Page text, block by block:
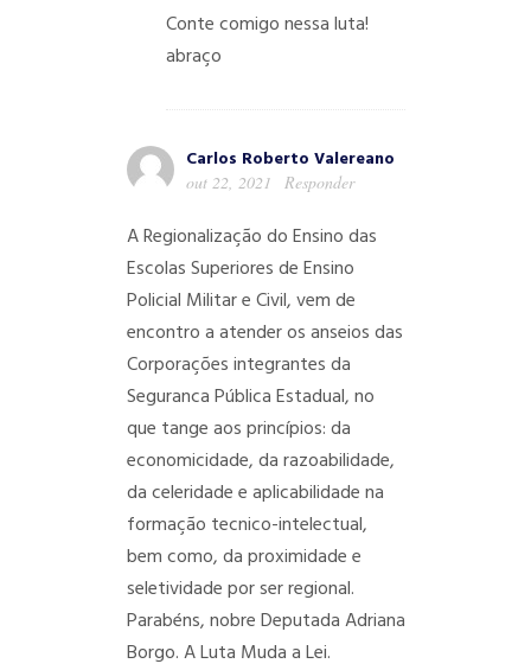
Conte comigo nessa luta!
abraço
Carlos Roberto Valereano
out 22, 2021 Responder
A Regionalização do Ensino das
Escolas Superiores de Ensino
Policial Militar e Civil, vem de
encontro a atender os anseios das
Corporações integrantes da
Seguranca Pública Estadual, no
que tange aos princípios: da
economicidade, da razoabilidade,
da celeridade e aplicabilidade na
formação tecnico-intelectual,
bem como, da proximidade e
seletividade por ser regional.
Parabéns, nobre Deputada Adriana
Borgo. A Luta Muda a Lei.